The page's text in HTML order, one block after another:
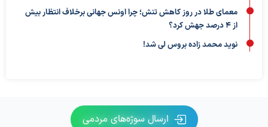
معمای طلا در روز کاهش تنش؛ چرا اونس جهانی برخلاف انتظار بیش
از ۴ درصد جهش کرد؟
نوید محمد زاده بروس لی شد!
ارسال سوژه‌های مردمی